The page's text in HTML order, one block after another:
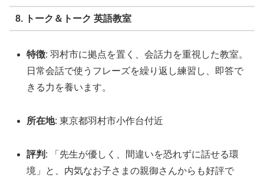
8. トーク＆トーク 英語教室
特徴: 羽村市に拠点を置く、会話力を重視した教室。
日常会話で使うフレーズを繰り返し練習し、即答で
きる力を養います。
所在地: 東京都羽村市小作台付近
評判 : 「先生が優しく、間違いを恐れずに話せる環
境」と、内気なお子さまの親御さんからも好評で